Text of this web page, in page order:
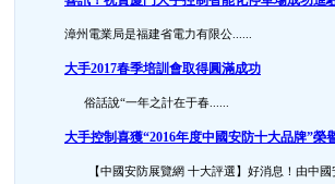
漳州電業局是福建省電力有限公......
大手2017春季培訓會取得圓滿成功
俗話說“一年之計在于春......
大手控制喜獲“2016年度中國安防十大品牌”榮
【中國安防展覽網 十大評選】好消息！由中國